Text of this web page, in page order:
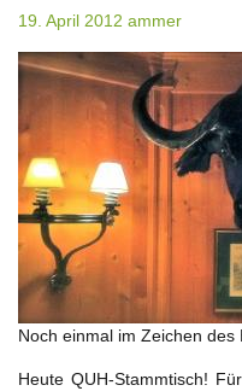
19. April 2012 ammer
Noch einmal im Zeichen des
Heute QUH-Stammtisch!